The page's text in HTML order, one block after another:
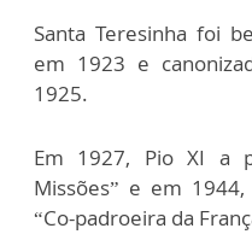
Santa Teresinha foi
em 1923 e
1925.
Em 1927, Pio XI a
Missões” e em
“Co-padroeira da